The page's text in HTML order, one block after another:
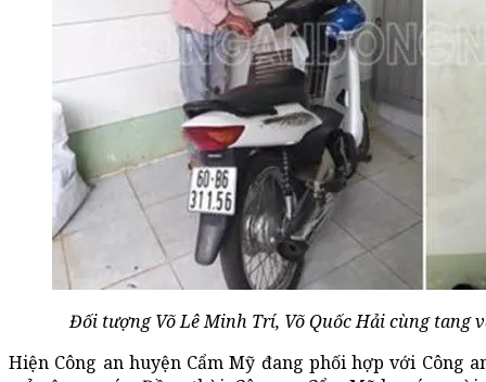
Đối tượng Võ Lê Minh Trí, Võ Quốc Hải cùng tang
Hiện Công an huyện Cẩm Mỹ đang phối hợp với Công